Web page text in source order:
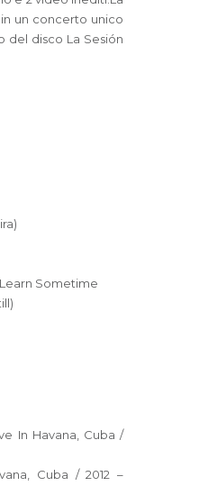
un concerto unico
del disco La Sesión
Learn Sometime
In Havana, Cuba /
Cuba / 2012 –